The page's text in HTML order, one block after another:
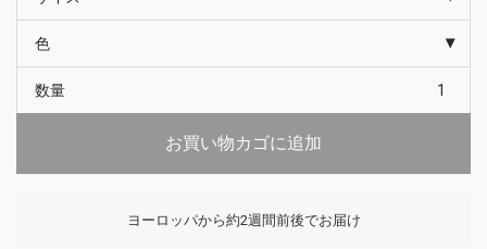
色
数量
お買い物カゴに追加
ヨーロッパから約2週間前後でお届け